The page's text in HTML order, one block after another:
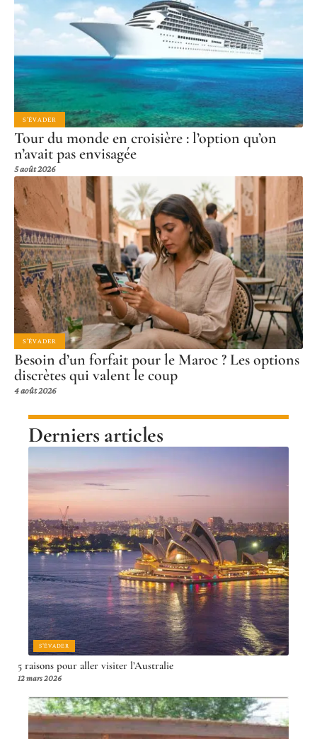
S'ÉVADER
Tour du monde en croisière : l’option qu’on
n’avait pas envisagée
5 août 2026
S'ÉVADER
Besoin d’un forfait pour le Maroc ? Les options
discrètes qui valent le coup
4 août 2026
Derniers articles
S'ÉVADER
5 raisons pour aller visiter l’Australie
12 mars 2026